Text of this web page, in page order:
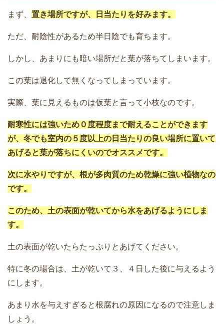
まず、 置き場所ですが、日当たりを好みます。
ただ、耐陰性があるため半日陰でも育ちます。
しかし、あまりにも暗い場所だと葉が落ちてしまいます。
この葉は退化して無くなってしまっています。
実際、葉に見えるものは仮葉と言って小枝なのです。
耐寒性には強いため０度程度まで耐えることができます
が、冬でも室内の５度以上の日当たりの良い場所に置いて
あげると葉が落ちにくいのでオススメです。
次に水やりですが、根が多肉質のため乾燥に強い植物なの
です。
このため、土の表面が乾いてから水をあげるようにしま
す。
土の表面が乾いたらたっぷりとあげてください。
特に冬の場合は、土が乾いて３、４日した後に与えるよう
にします。
あまり水を与えすぎると根腐れの原因になるので注意しま
しょう。